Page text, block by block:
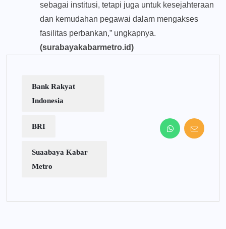
sebagai institusi, tetapi juga untuk kesejahteraan
dan kemudahan pegawai dalam mengakses
fasilitas perbankan,” ungkapnya.
(surabayakabarmetro.id)
Bank Rakyat
Indonesia
BRI
Suaabaya Kabar
Metro